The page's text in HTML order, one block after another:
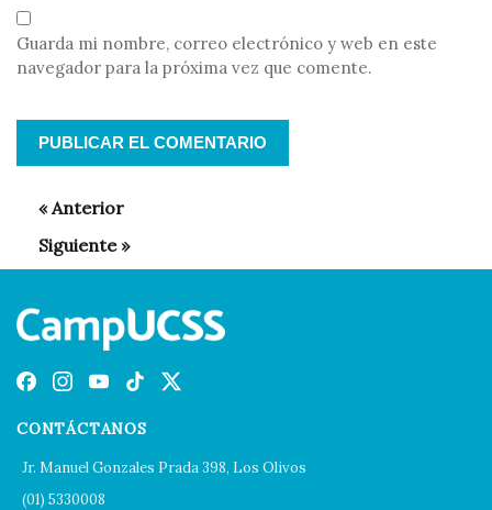
Guarda mi nombre, correo electrónico y web en este
navegador para la próxima vez que comente.
CONTÁCTANOS
Jr. Manuel Gonzales Prada 398, Los Olivos
(01) 5330008